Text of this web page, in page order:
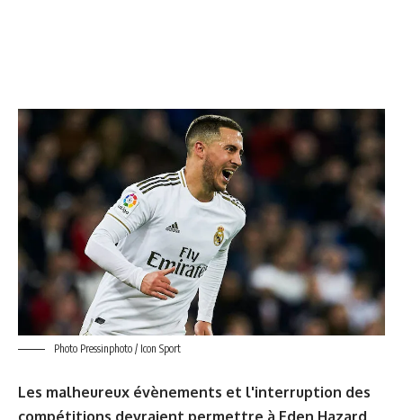
Photo Pressinphoto / Icon Sport
Les malheureux évènements et l'interruption des